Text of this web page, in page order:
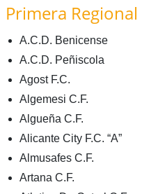
Primera
A.C.D. Benicense
A.C.D. Peñiscola
Agost F.C.
Algemesi C.F.
Algueña C.F.
Alicante City F.C. “A”
Almusafes C.F.
Artana C.F.